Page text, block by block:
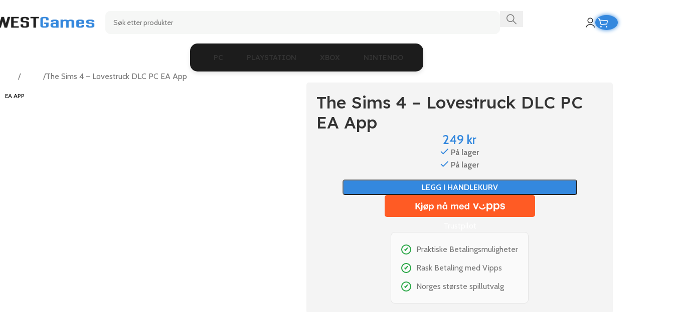
PC PLAYSTATION XBOX NINTENDO
Casual The Sims 4 – Lovestruck DLC PC EA App
EA APP
The Sims 4 – Lovestruck DLC PC
EA App
249 kr
På lager
På lager
LEGG I HANDLEKURV
✔ Praktiske Betalingsmuligheter
✔ Rask Betaling med Vipps
✔ Norges største spillutvalg